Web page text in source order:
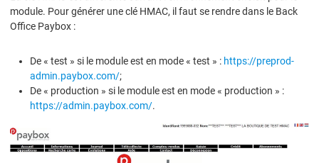
module. Pour générer une clé HMAC, il faut se rendre dans le Back
Office Paybox :
De « test » si le module est en mode « test » : https://preprod-
admin.paybox.com/;
De « production » si le module est en mode « production » :
https://admin.paybox.com/.